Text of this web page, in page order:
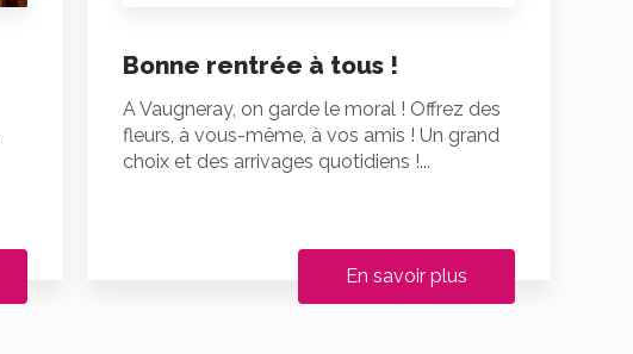
Bonne rentrée à tous !
A Vaugneray, on garde le moral ! Offrez des
fleurs, à vous-même, à vos amis ! Un grand
choix et des arrivages quotidiens !...
En savoir plus